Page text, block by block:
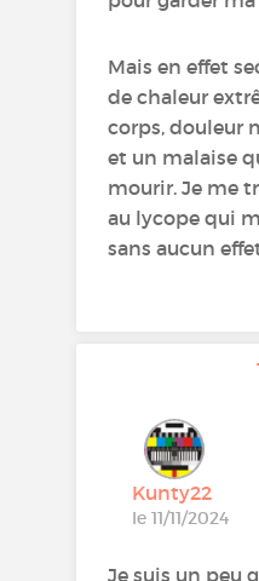
Mais en effet
de chaleur
corps, douleur
et un malaise
mourir. Je me
au lycope qui
sans aucun
Kunty22
le 11/11/2024
Je suis un peu